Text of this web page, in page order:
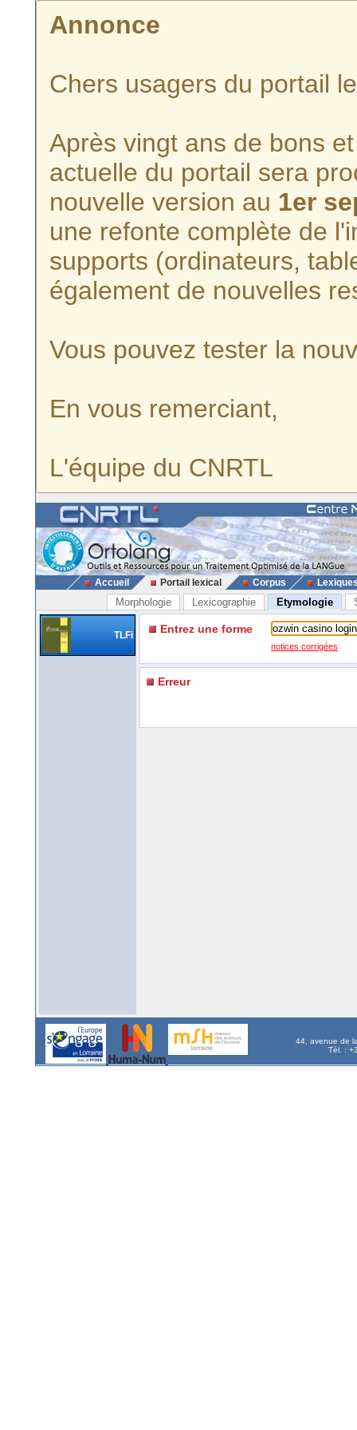
Annonce
Chers usagers du portail
Après vingt ans de bons
actuelle du portail sera
nouvelle version au 1er
une refonte complète de
supports (ordinateurs,
également de nouvelles
Vous pouvez tester la
En vous remerciant,
L'équipe du CNRTL
Accueil Portail lexical Corpus
Morphologie Lexicographie Etymologie
TLFi Entrez une forme
notices corrigées
Erreur
44, avenue de
Tél. :